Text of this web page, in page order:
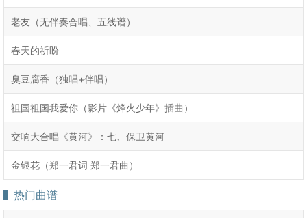
老友（无伴奏合唱、五线谱）
春天的祈盼
臭豆腐香（独唱+伴唱）
祖国祖国我爱你（影片《烽火少年》插曲）
交响大合唱《黄河》：七、保卫黄河
金银花（郑一君词 郑一君曲）
热门曲谱